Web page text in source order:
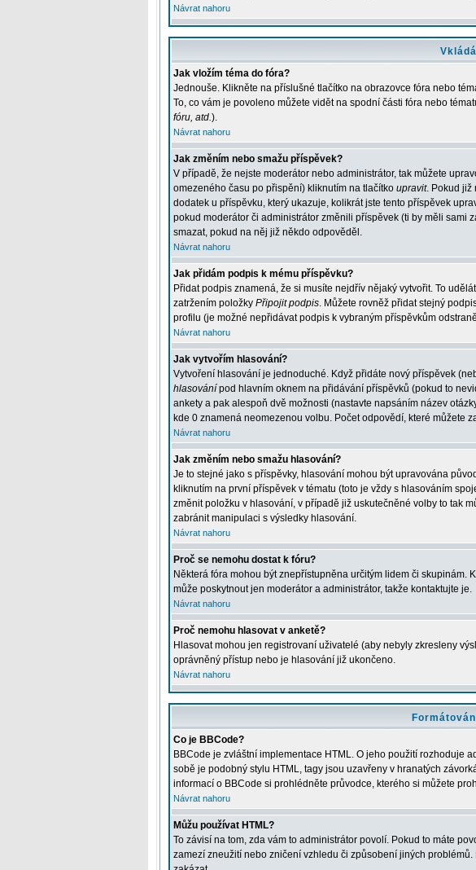
Návrat nahoru
Jak vložím téma do fóra?
Jednouše. Klikněte na příslušné tlačítko na obrazovce fóra nebo
To, co vám je povoleno můžete vidět na spodní části fóra nebo
fóru, atd.).
Návrat nahoru
Jak změním nebo smažu příspěvek?
V případě, že nejste moderátor nebo administrátor, tak můžete
omezeného času po přispění) kliknutím na tlačítko upravit. Pokud již
dodatek u příspěvku, který ukazuje, kolikrát jste tento příspěvek
pokud moderátor či administrátor změnili příspěvek (ti by měli
smazat, pokud na něj již někdo odpověděl.
Návrat nahoru
Jak přidám podpis k mému příspěvku?
Přidat podpis znamená, že si musíte nejdřív nějaký vytvořit. To
zatržením položky Připojit podpis. Můžete rovněž přidat stejný
profilu (je možné nepřidávat podpis k vybraným příspěvkům
Návrat nahoru
Jak vytvořím hlasování?
Vytvoření hlasování je jednoduché. Když přidáte nový příspěvek
hlasování pod hlavním oknem na přidávání příspěvků (pokud to
ankety a pak alespoň dvě možnosti (nastavte napsáním název
kde 0 znamená neomezenou volbu. Počet odpovědí, které můžete
Návrat nahoru
Jak změním nebo smažu hlasování?
Je to stejné jako s příspěvky, hlasování mohou být upravována
kliknutím na první příspěvek v tématu (toto je vždy s hlasováním
změnit položku v hlasování, v případě již uskutečněné volby to tak
zabránit manipulaci s výsledky hlasování.
Návrat nahoru
Proč se nemohu dostat k fóru?
Některá fóra mohou být znepřístupněna určitým lidem či
může poskytnout jen moderátor a administrátor, takže kontaktujte je.
Návrat nahoru
Proč nemohu hlasovat v anketě?
Hlasovat mohou jen registrovaní uživatelé (aby nebyly zkresleny
oprávněný přístup nebo je hlasování již ukončeno.
Návrat nahoru
Co je BBCode?
BBCode je zvláštní implementace HTML. O jeho použití rozhoduje
sobě je podobný stylu HTML, tagy jsou uzavřeny v hranatých
informací o BBCode si prohlédněte průvodce, kterého si můžete
Návrat nahoru
Můžu používat HTML?
To závisí na tom, zda vám to administrátor povolí. Pokud to máte
zamezí zneužití nebo zničení vzhledu či způsobení jiných